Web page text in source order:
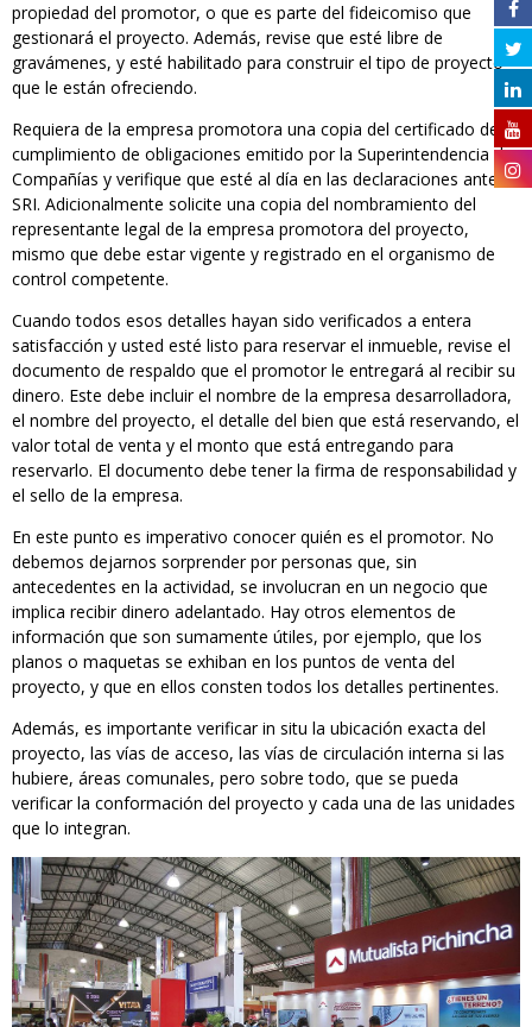
propiedad del promotor, o que es parte del fideicomiso que
gestionará el proyecto. Además, revise que esté libre de
gravámenes, y esté habilitado para construir el tipo de proyecto
que le están ofreciendo.
Requiera de la empresa promotora una copia del certificado de
cumplimiento de obligaciones emitido por la Superintendencia de
Compañías y verifique que esté al día en las declaraciones ante el
SRI. Adicionalmente solicite una copia del nombramiento del
representante legal de la empresa promotora del proyecto,
mismo que debe estar vigente y registrado en el organismo de
control competente.
Cuando todos esos detalles hayan sido verificados a entera
satisfacción y usted esté listo para reservar el inmueble, revise el
documento de respaldo que el promotor le entregará al recibir su
dinero. Este debe incluir el nombre de la empresa desarrolladora,
el nombre del proyecto, el detalle del bien que está reservando, el
valor total de venta y el monto que está entregando para
reservarlo. El documento debe tener la firma de responsabilidad y
el sello de la empresa.
En este punto es imperativo conocer quién es el promotor. No
debemos dejarnos sorprender por personas que, sin
antecedentes en la actividad, se involucran en un negocio que
implica recibir dinero adelantado. Hay otros elementos de
información que son sumamente útiles, por ejemplo, que los
planos o maquetas se exhiban en los puntos de venta del
proyecto, y que en ellos consten todos los detalles pertinentes.
Además, es importante verificar in situ la ubicación exacta del
proyecto, las vías de acceso, las vías de circulación interna si las
hubiere, áreas comunales, pero sobre todo, que se pueda
verificar la conformación del proyecto y cada una de las unidades
que lo integran.